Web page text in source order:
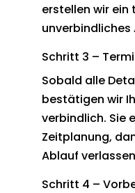
erstellen wir
unverbindliches
Schritt 3 –
Sobald alle
bestätigen wir
verbindlich. Sie
Zeitplanung,
Ablauf
Schritt 4 –